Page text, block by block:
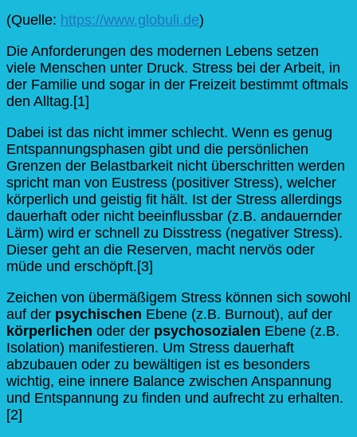
(Quelle: https://www.globuli.de)
Die Anforderungen des modernen Lebens setzen
viele Menschen unter Druck. Stress bei der Arbeit, in
der Familie und sogar in der Freizeit bestimmt oftmals
den Alltag.[1]
Dabei ist das nicht immer schlecht. Wenn es genug
Entspannungsphasen gibt und die persönlichen
Grenzen der Belastbarkeit nicht überschritten werden
spricht man von Eustress (positiver Stress), welcher
körperlich und geistig fit hält. Ist der Stress allerdings
dauerhaft oder nicht beeinflussbar (z.B. andauernder
Lärm) wird er schnell zu Disstress (negativer Stress).
Dieser geht an die Reserven, macht nervös oder
müde und erschöpft.[3]
Zeichen von übermäßigem Stress können sich sowohl
auf der psychischen Ebene (z.B. Burnout), auf der
körperlichen oder der psychosozialen Ebene (z.B.
Isolation) manifestieren. Um Stress dauerhaft
abzubauen oder zu bewältigen ist es besonders
wichtig, eine innere Balance zwischen Anspannung
und Entspannung zu finden und aufrecht zu erhalten.
[2]